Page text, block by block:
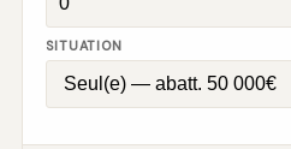
SITUATION